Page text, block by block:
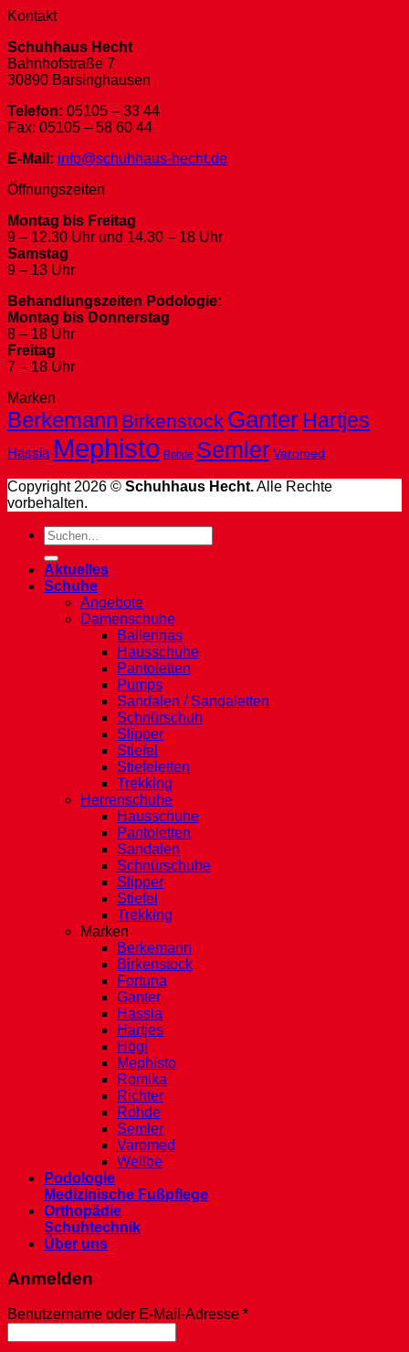
Kontakt
Schuhhaus Hecht
Bahnhofstraße 7
30890 Barsinghausen
Telefon: 05105 – 33 44
Fax: 05105 – 58 60 44
E-Mail: info@schuhhaus-hecht.de
Öffnungszeiten
Montag bis Freitag
9 – 12.30 Uhr und 14.30 – 18 Uhr
Samstag
9 – 13 Uhr
Behandlungszeiten Podologie:
Montag bis Donnerstag
8 – 18 Uhr
Freitag
7 – 18 Uhr
Marken
Berkemann Birkenstock GanterHartjes
Hassia Mephisto Rohde Semler Varomed
Copyright 2026 © Schuhhaus Hecht.Alle Rechte
vorbehalten.
Suche
nach:
Aktuelles
Schuhe
Angebote
Damenschuhe
Ballerinas
Hausschuhe
Pantoletten
Pumps
Sandalen / Sandaletten
Schnürschuh
Slipper
Stiefel
Stiefeletten
Trekking
Herrenschuhe
Hausschuhe
Pantoletten
Sandalen
Schnürschuhe
Slipper
Stiefel
Trekking
Marken
Berkemann
Birkenstock
Fortuna
Ganter
Hassia
Hartjes
Högl
Mephisto
Romika
Richter
Rohde
Semler
Varomed
Wellbe
Podologie
Medizinische Fußpflege
Orthopädie
Schuhtechnik
Über uns
Anmelden
Benutzername oder E-Mail-Adresse *Erforderlich